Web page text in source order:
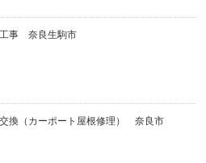
事 奈良生駒市
換（カーポート屋根修理） 奈良市